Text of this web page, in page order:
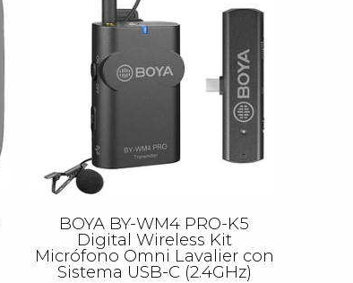
BOYA BY-WM4 PRO-K5
Digital Wireless Kit
Micrófono Omni Lavalier con
Sistema USB-C (2.4GHz)